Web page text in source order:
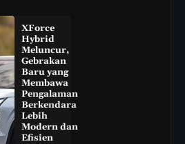
XForce
Hybrid
Meluncur,
Gebrakan
Baru yang
Membawa
Pengalaman
Berkendara
Lebih
Modern dan
Efisien